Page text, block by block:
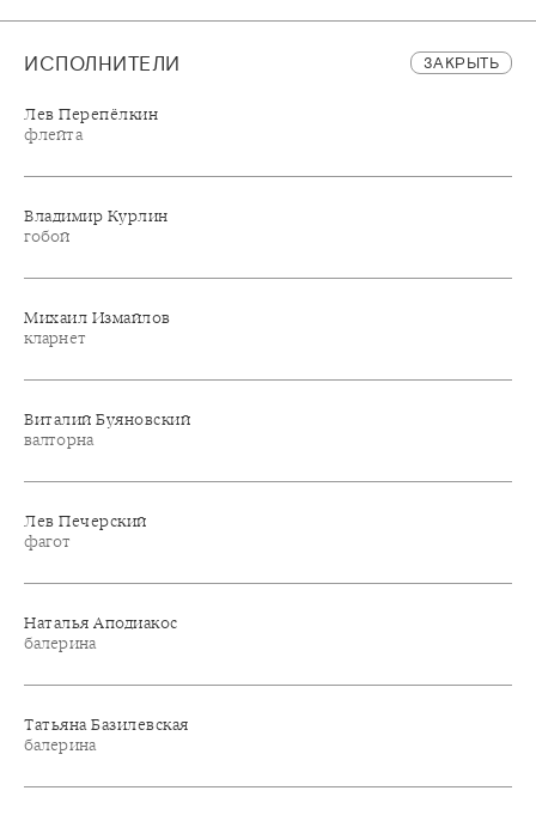
ИСПОЛНИТЕЛИ ЗАКРЫТЬ
Лев Перепёлкин
флейта
Владимир Курлин
гобой
Михаил Измайлов
кларнет
Виталий Буяновский
валторна
Лев Печерский
фагот
Наталья Аподиакос
балерина
Татьяна Базилевская
балерина